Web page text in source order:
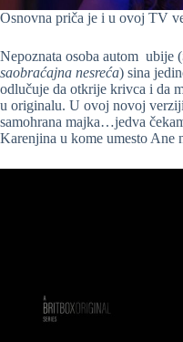
Osnovna priča je i u ovoj TV
Nepoznata osoba autom ubije (
saobraćajna nesreća) sina
odlučuje da otkrije krivca i da
u originalu. U ovoj novoj
samohrana majka…jedva
Karenjina u kome umesto Ane